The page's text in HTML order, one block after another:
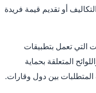
أو تقديم قيمة فريدة
التي تعمل بتطبيقات
المتعلقة بحماية
بين دول وقارات.